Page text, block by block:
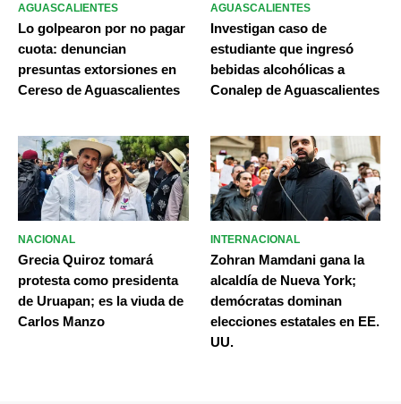
AGUASCALIENTES
Lo golpearon por no pagar
cuota: denuncian
presuntas extorsiones en
Cereso de Aguascalientes
AGUASCALIENTES
Investigan caso de
estudiante que ingresó
bebidas alcohólicas a
Conalep de Aguascalientes
NACIONAL
Grecia Quiroz tomará
protesta como presidenta
de Uruapan; es la viuda de
Carlos Manzo
INTERNACIONAL
Zohran Mamdani gana la
alcaldía de Nueva York;
demócratas dominan
elecciones estatales en EE.
UU.